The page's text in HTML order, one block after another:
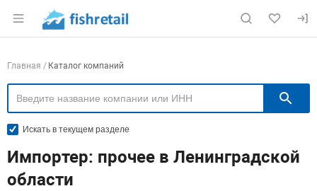
Раздел навигации по сайту fishretail.ru
Навигация по компаниям
Главная Каталог компаний
Искать в текущем разделе
Импортер: прочее в Ленинградской
области